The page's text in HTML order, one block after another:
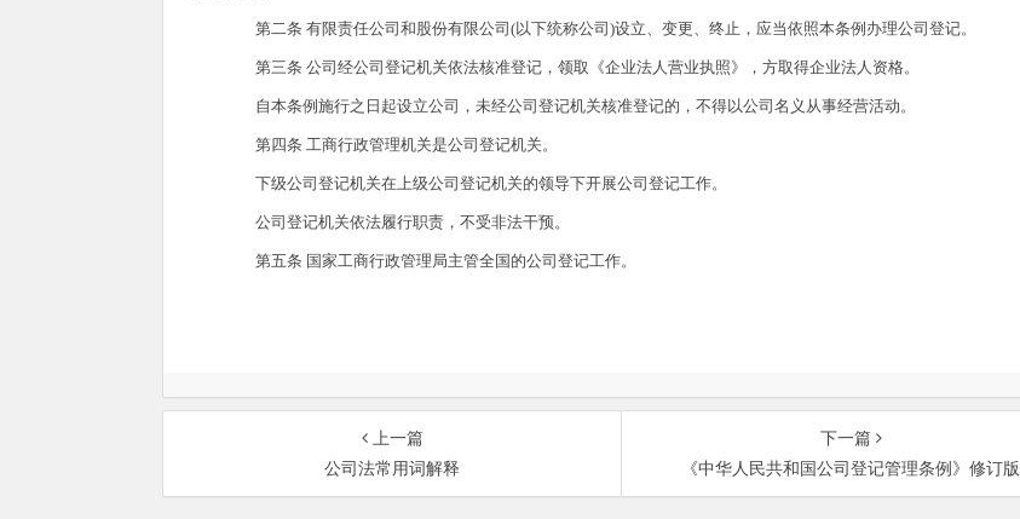
第二条 有限责任公司和股份有限公司(以下统称公司)设立、变更、终止，应当依照本条例办理公司登记。
第三条 公司经公司登记机关依法核准登记，领取《企业法人营业执照》，方取得企业法人资格。
自本条例施行之日起设立公司，未经公司登记机关核准登记的，不得以公司名义从事经营活动。
第四条 工商行政管理机关是公司登记机关。
下级公司登记机关在上级公司登记机关的领导下开展公司登记工作。
公司登记机关依法履行职责，不受非法干预。
第五条 国家工商行政管理局主管全国的公司登记工作。
上一篇
公司法常用词解释
下一篇
《中华人民共和国公司登记管理条例》修订版